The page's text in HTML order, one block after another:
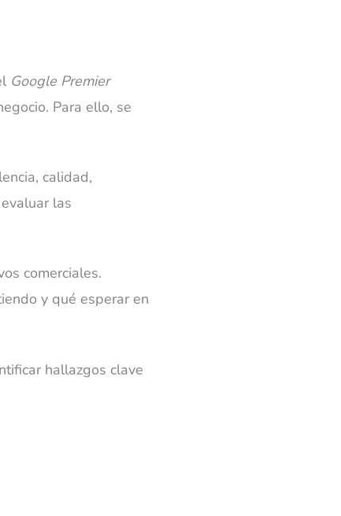
Google Premier
Para ello, se
calidad,
las
comerciales.
y qué esperar en
hallazgos clave